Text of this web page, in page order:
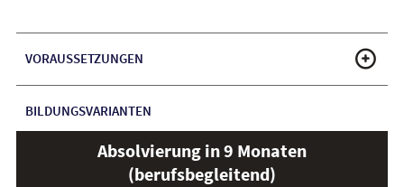
VORAUSSETZUNGEN
BILDUNGSVARIANTEN
Absolvierung in 9 Monaten
(berufsbegleitend)